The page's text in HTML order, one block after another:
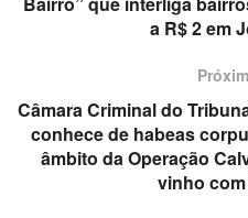
a R$ 2 em
Câmara Criminal do
conhece de habeas
âmbito da Operação
vinho